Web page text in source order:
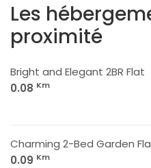
Les
proximité
Bright and Elegant 2BR Flat
0.08 Km
Charming 2-Bed Garden
0.09 Km